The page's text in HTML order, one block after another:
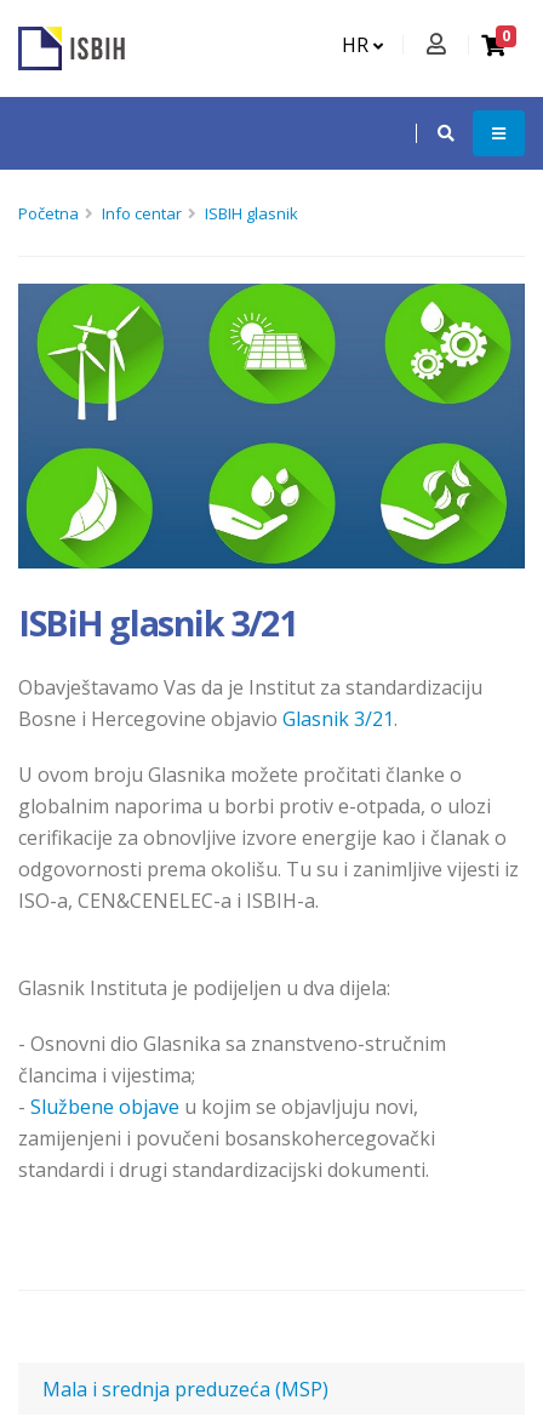
HR 0
Početna Info centar ISBIH glasnik
ISBiH glasnik 3/21
Obavještavamo Vas da je Institut za standardizaciju
Bosne i Hercegovine objavio Glasnik 3/21.
U ovom broju Glasnika možete pročitati članke o
globalnim naporima u borbi protiv e-otpada, o ulozi
cerifikacije za obnovljive izvore energije kao i članak o
odgovornosti prema okolišu. Tu su i zanimljive vijesti iz
ISO-a, CEN&CENELEC-a i ISBIH-a.
Glasnik Instituta je podijeljen u dva dijela:
- Osnovni dio Glasnika sa znanstveno-stručnim
člancima i vijestima;
- Službene objave u kojim se objavljuju novi,
zamijenjeni i povučeni bosanskohercegovački
standardi i drugi standardizacijski dokumenti.
Mala i srednja preduzeća (MSP)